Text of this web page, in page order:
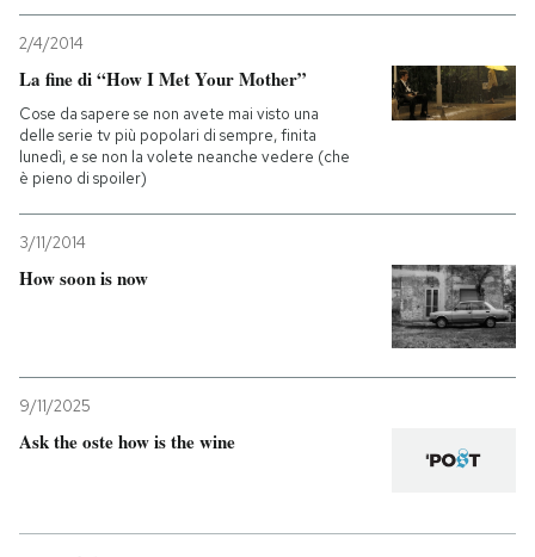
2/4/2014
La fine di “How I Met Your Mother”
Cose da sapere se non avete mai visto una
delle serie tv più popolari di sempre, finita
lunedì, e se non la volete neanche vedere (che
è pieno di spoiler)
3/11/2014
How soon is now
9/11/2025
Ask the oste how is the wine